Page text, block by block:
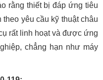
rằng thiết bị đáp ứng tiêu
yêu cầu kỹ thuật châu
rất linh hoạt và được ứng
chẳng hạn như máy